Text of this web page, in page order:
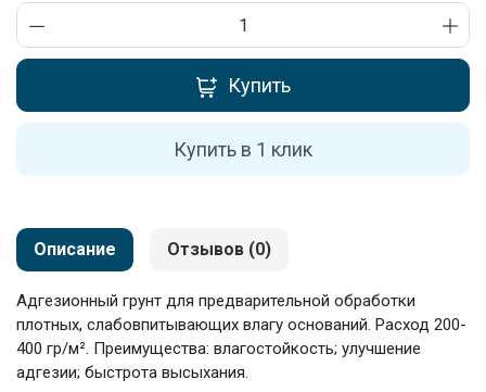
Купить
Купить в 1 клик
Описание Отзывов (0)
Адгезионный грунт для предварительной обработки
плотных, слабовпитывающих влагу оснований. Расход 200-
400 гр/м². Преимущества: влагостойкость; улучшение
адгезии; быстрота высыхания.